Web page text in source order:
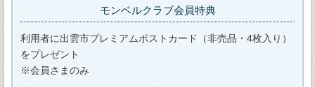
モンベルクラブ会員特典
利用者に出雲市プレミアムポストカード（非売品・4枚入り）
をプレゼント
※会員さまのみ